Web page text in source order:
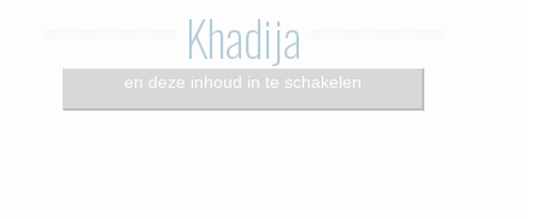
Khadija
Klik om statistieken cookies te accepteren
en deze inhoud in te schakelen